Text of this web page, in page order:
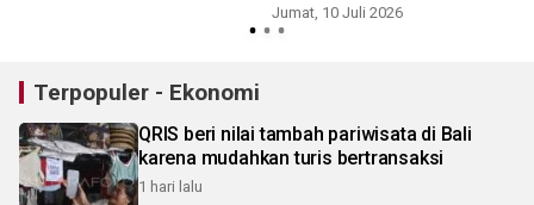
Jumat, 10 Juli 2026
Terpopuler - Ekonomi
QRIS beri nilai tambah pariwisata di Bali
karena mudahkan turis bertransaksi
1 hari lalu